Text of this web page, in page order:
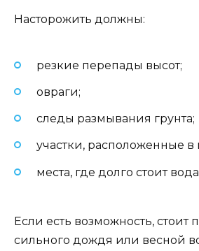
Насторожить должны:
резкие перепады высот;
овраги;
следы размывания грунта;
участки, расположенные в
места, где долго стоит
Если есть возможность, стоит
сильного дождя или весной